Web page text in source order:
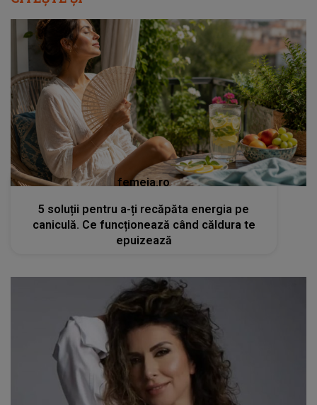
femeia.ro
5 soluții pentru a-ți recăpăta energia pe
caniculă. Ce funcționează când căldura te
epuizează